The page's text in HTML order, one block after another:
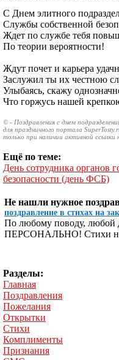
С Днем элитного
Службы собственной
Ждет по службе тебя
По теории вероятности!
Ждут почет и карьера
Заслужил ты их честною
Улыбаясь, скажу
Что горжусь нашей
© - Поздравления с днем
для праздничного портала
только при наличии активной ссылки
Ещё по теме:
День сотрудника органов
безопасности (день ФСБ)
Не нашли нужное
поздравление в стихах на
По любому поводу, любой
ПЕРСОНАЛЬНО! Стихи на
Разделы:
Главная
Поздравления
Пожелания
Открытки
Стихи
Комплименты
Признания